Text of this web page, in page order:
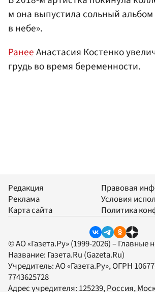
м она выпустила сольный альбом
в небе».
РанееАнастасия Костенко
грудь во время беременности.
Редакция
Реклама
Карта сайта
Правовая
Условия
Политика
© АО «Газета.Ру» (1999-2026) – Главные
Название: Газета.Ru (Gazeta.Ru)
Учредитель:АО «Газета.Ру», ОГРН
7743625728
Адрес учредителя: 125239, Россия,